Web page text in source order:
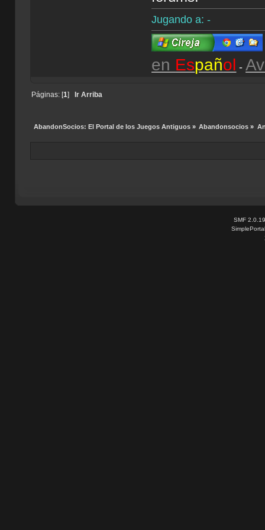
Jugando a: -
en Español -
Páginas: [1] Ir Arriba
AbandonSocios: El Portal de los Juegos Antiguos» Abandonsocios »
SMF 2.0.19